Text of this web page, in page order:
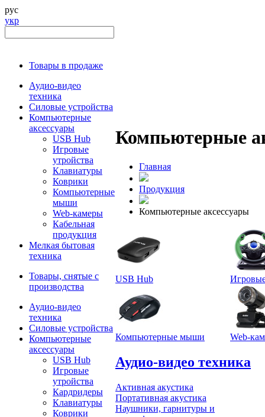
рус
укр
Товары в продаже
Аудио-видео
техника
Силовые устройства
Компьютерные
аксессуары
USB Hub
Игровые
утройства
Клавиатуры
Коврики
Компьютерные
мыши
Web-камеры
Кабельная
продукция
Мелкая бытовая
техника
Товары, снятые с
производства
Аудио-видео
техника
Силовые устройства
Компьютерные
аксессуары
USB Hub
Игровые
утройства
Кардридеры
Клавиатуры
Коврики
Компьютерные
Главная
Продукция
Компьютерные аксессуары
USB Hub
Компьютерные мыши Web-
Аудио-видео техника
Активная акустика
Портативная акустика
Наушники, гарнитуры и